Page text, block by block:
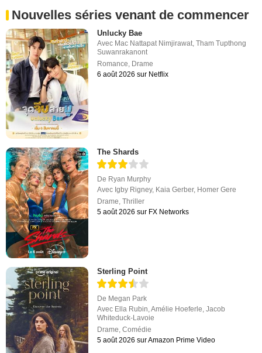
Nouvelles séries venant de commencer
Unlucky Bae
Avec Mac Nattapat Nimjirawat,Tham Tupthong
Suwanrakanont
Romance, Drame
6 août 2026 sur Netflix
The Shards
De Ryan Murphy
Avec Igby Rigney, Kaia Gerber, Homer Gere
Drame,Thriller
5 août 2026 sur FX Networks
Sterling Point
De Megan Park
Avec Ella Rubin ,Amélie Hoeferle ,Jacob
Whiteduck-Lavoie
Drame ,Comédie
5 août 2026 sur Amazon Prime Video